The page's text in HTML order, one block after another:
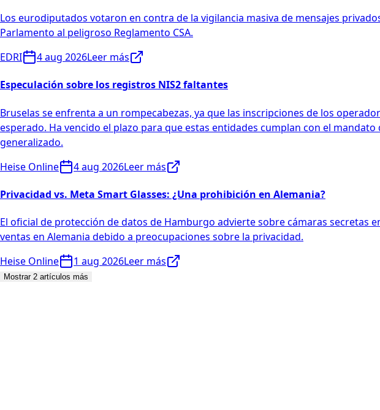
Los eurodiputados votaron en contra de la vigilancia masiva de mensajes
Parlamento al peligroso Reglamento CSA.
EDRI
4 aug 2026Leer más
Especulación sobre los registros NIS2 faltantes
Bruselas se enfrenta a un rompecabezas, ya que las inscripciones de los
esperado. Ha vencido el plazo para que estas entidades cumplan con el
generalizado.
Heise Online
4 aug 2026Leer más
Privacidad vs. Meta Smart Glasses: ¿Una prohibición en Alemania?
El oficial de protección de datos de Hamburgo advierte sobre cámaras
ventas en Alemania debido a preocupaciones sobre la privacidad.
Heise Online
1 aug 2026Leer más
Mostrar 2 artículos más